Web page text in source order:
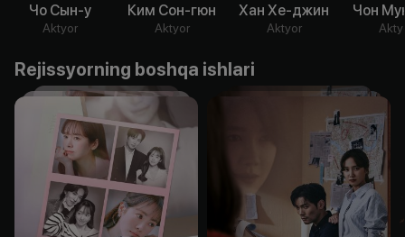
Чо Сын-у
Aktyor
Ким Сон-гюн
Aktyor
Хан Хе-джин
Aktyor
Чон
Rejissyorning boshqa ishlari